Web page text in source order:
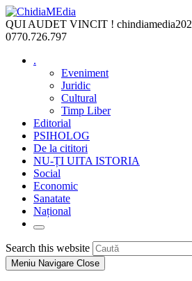
Skip
to
content
QUI AUDET VINCIT !
0770.726.797
.
Eveniment
Juridic
Cultural
Timp Liber
Editorial
PSIHOLOG
De la cititori
NU-ȚI UITA ISTORIA
Social
Economic
Sanatate
Național
Toggle
website
search
Search this website
Meniu Navigare Close